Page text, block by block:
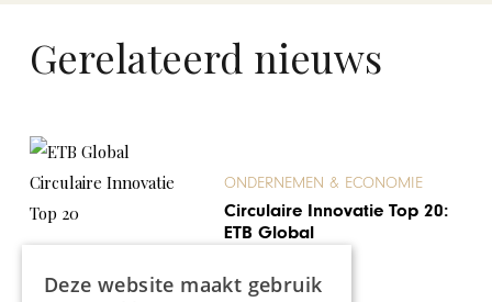
Gerelateerd nieuws
ONDERNEMEN & ECONOMIE
Circulaire Innovatie Top 20:
ETB Global
Deze website maakt gebruik